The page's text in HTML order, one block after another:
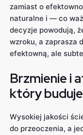
zamiast o
naturalne i — co
decyzje powodują,
wzroku, a zaprasza
efektowną, ale
Brzmienie i
który
Wysokiej jakości
do przeoczenia, a